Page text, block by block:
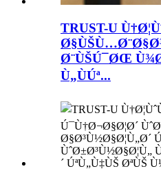
TRUST-U
Ø¨ÙŠÚ¯ØŒ
Ù„ÙÚª...